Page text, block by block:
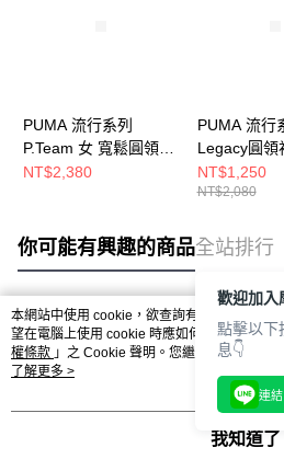
PUMA 流行系列
P.Team 女 寬鬆圓領衫
62431801
NT$2,380
PUMA 流行
Legacy圓領
圓領套頭衫
NT$1,250
NT$2,080
你可能有興趣的商品全站排行
熱門標籤
本網站中使用 cookie，欲查詢有關本網站使用
望在電腦上使用 cookie 時應如何變更電腦的
權條款 」之 Cookie 聲明。您繼續使用本網站
用條款之 Cookie 聲明使用 cookie。
了解更多 >
我知道了
歡迎加
點擊以下
息👇
連